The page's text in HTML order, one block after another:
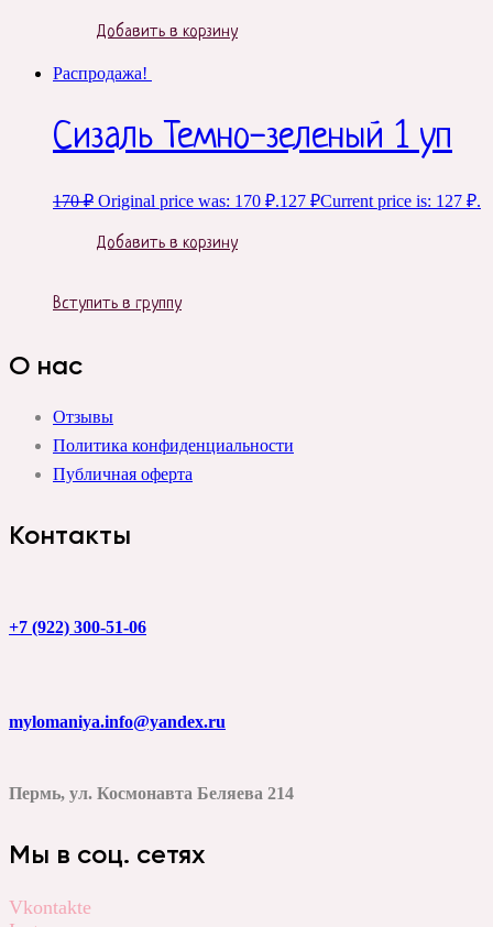
Добавить в корзину
Распродажа!
Сизаль Темно-зеленый 1 уп
170₽ Original price was: 170 ₽.127 ₽Current price is: 127 ₽.
Добавить в корзину
Вступить в группу
О нас
Отзывы
Политика конфиденциальности
Публичная оферта
Контакты
+7 (922) 300-51-06
mylomaniya.info@yandex.ru
Пермь, ул. Космонавта Беляева 214
Мы в соц. сетях
Vkontakte